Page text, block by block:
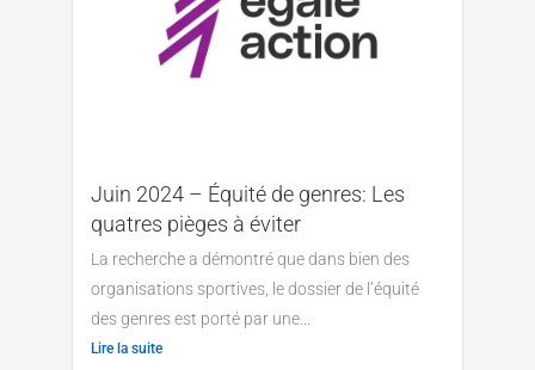
Juin 2024 – Équité de genres: Les
quatres pièges à éviter
La recherche a démontré que dans bien des
organisations sportives, le dossier de l’équité
des genres est porté par une...
Lire la suite